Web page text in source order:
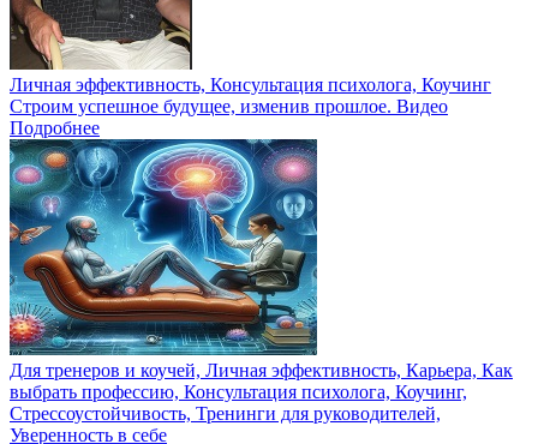
Личная эффективность, Консультация психолога, Коучинг
Строим успешное будущее, изменив прошлое. Видео
Подробнее
Для тренеров и коучей, Личная эффективность, Карьера, Как
выбрать профессию, Консультация психолога, Коучинг,
Стрессоустойчивость, Тренинги для руководителей,
Уверенность в себе